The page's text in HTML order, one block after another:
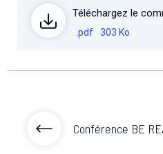
Téléchargez le
.pdf 303 Ko
Conférence BE